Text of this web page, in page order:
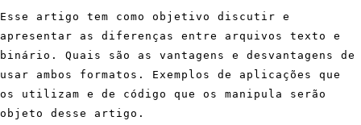
Esse artigo tem como objetivo discutir e
apresentar as diferenças entre arquivos texto e
binário. Quais são as vantagens e desvantagens de
usar ambos formatos. Exemplos de aplicações que
os utilizam e de código que os manipula serão
objeto desse artigo.